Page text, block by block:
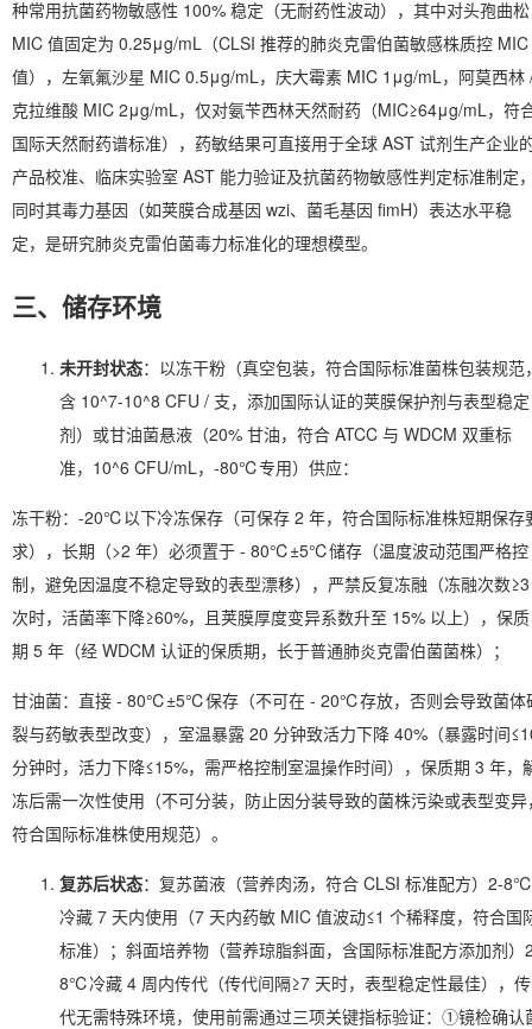
种常用抗菌药物敏感性 100% 稳定（无耐药性波动），其中对头孢曲松
MIC 值固定为 0.25μg/mL（CLSI 推荐的肺炎克雷伯菌敏感株质控 MIC
值），左氧氟沙星 MIC 0.5μg/mL，庆大霉素 MIC 1μg/mL，阿莫西林
克拉维酸 MIC 2μg/mL，仅对氨苄西林天然耐药（MIC≥64μg/mL，符
国际天然耐药谱标准），药敏结果可直接用于全球 AST 试剂生产企业
产品校准、临床实验室 AST 能力验证及抗菌药物敏感性判定标准制定
同时其毒力基因（如荚膜合成基因 wzi、菌毛基因 fimH）表达水平稳
定，是研究肺炎克雷伯菌毒力标准化的理想模型。
三、储存环境
未开封状态：以冻干粉（真空包装，符合国际标准菌株包装规范
含 10^7-10^8 CFU / 支，添加国际认证的荚膜保护剂与表型稳定
剂）或甘油菌悬液（20% 甘油，符合 ATCC 与 WDCM 双重标
准，10^6 CFU/mL，-80℃专用）供应：
冻干粉：-20℃以下冷冻保存（可保存 2 年，符合国际标准株短期保存
求），长期（>2 年）必须置于 - 80℃±5℃储存（温度波动范围严格控
制，避免因温度不稳定导致的表型漂移），严禁反复冻融（冻融次数≥3
次时，活菌率下降≥60%，且荚膜厚度变异系数升至 15% 以上），保质
期 5 年（经 WDCM 认证的保质期，长于普通肺炎克雷伯菌菌株）；
甘油菌：直接 - 80℃±5℃保存（不可在 - 20℃存放，否则会导致菌体
裂与药敏表型改变），室温暴露 20 分钟致活力下降 40%（暴露时间
分钟时，活力下降≤15%，需严格控制室温操作时间），保质期 3 年，
冻后需一次性使用（不可分装，防止因分装导致的菌株污染或表型变异
符合国际标准株使用规范）。
复苏后状态：复苏菌液（营养肉汤，符合 CLSI 标准配方）2-8℃
冷藏 7 天内使用（7 天内药敏 MIC 值波动≤1 个稀释度，符合国
标准）；斜面培养物（营养琼脂斜面，含国际标准配方添加剂）
8℃冷藏 4 周内传代（传代间隔≥7 天时，表型稳定性最佳），传
代无需特殊环境，使用前需通过三项关键指标验证：①镜检确认